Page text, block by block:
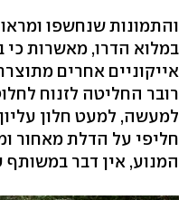
והתמונות שנחשפו
במלוא הדרו, מאשרות
אייקוניים אחרים
רובר החליטה לזנוח
למעשה, למעט חלון
חליפי על הדלת מאחור
המנוע, אין דבר במשותף